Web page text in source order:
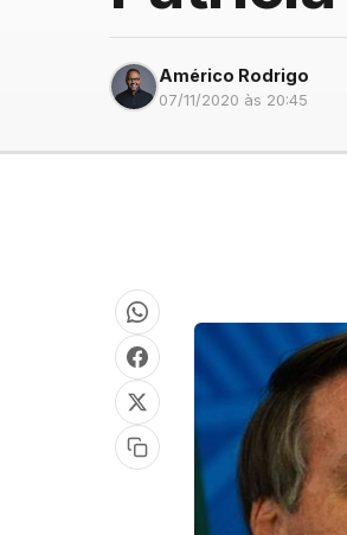
Américo Rodrigo
07/11/2020 às 20:45